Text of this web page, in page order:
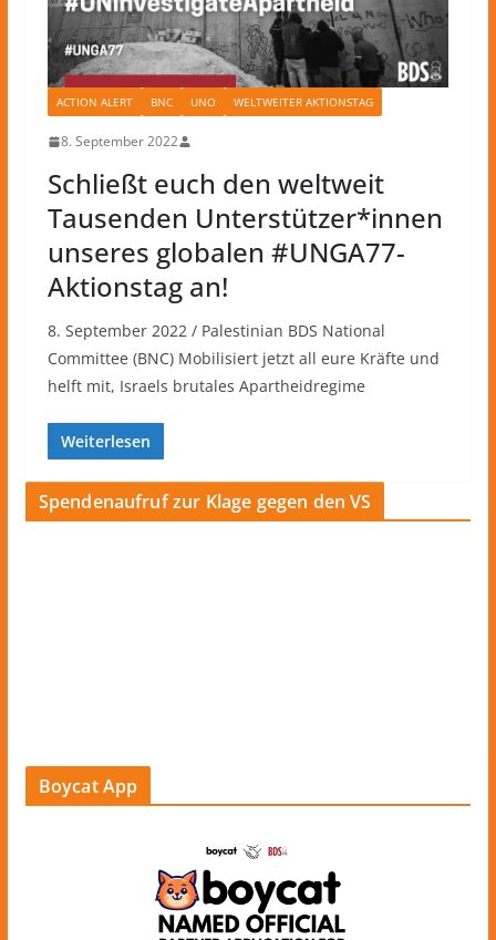
ACTION ALERT BNC UNO WELTWEITER AKTIONSTAG
8. September 2022
Schließt euch den weltweit
Tausenden Unterstützer*innen
unseres globalen #UNGA77-
Aktionstag an!
8. September 2022 / Palestinian BDS National
Committee (BNC) Mobilisiert jetzt all eure Kräfte und
helft mit, Israels brutales Apartheidregime
Weiterlesen
Spendenaufruf zur Klage gegen den VS
Boycat App